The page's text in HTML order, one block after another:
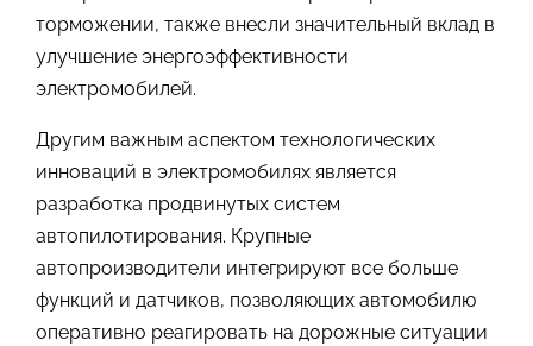
торможении, также внесли значительный вклад в
улучшение энергоэффективности
электромобилей.
Другим важным аспектом технологических
инноваций в электромобилях является
разработка продвинутых систем
автопилотирования. Крупные
автопроизводители интегрируют все больше
функций и датчиков, позволяющих автомобилю
оперативно реагировать на дорожные ситуации